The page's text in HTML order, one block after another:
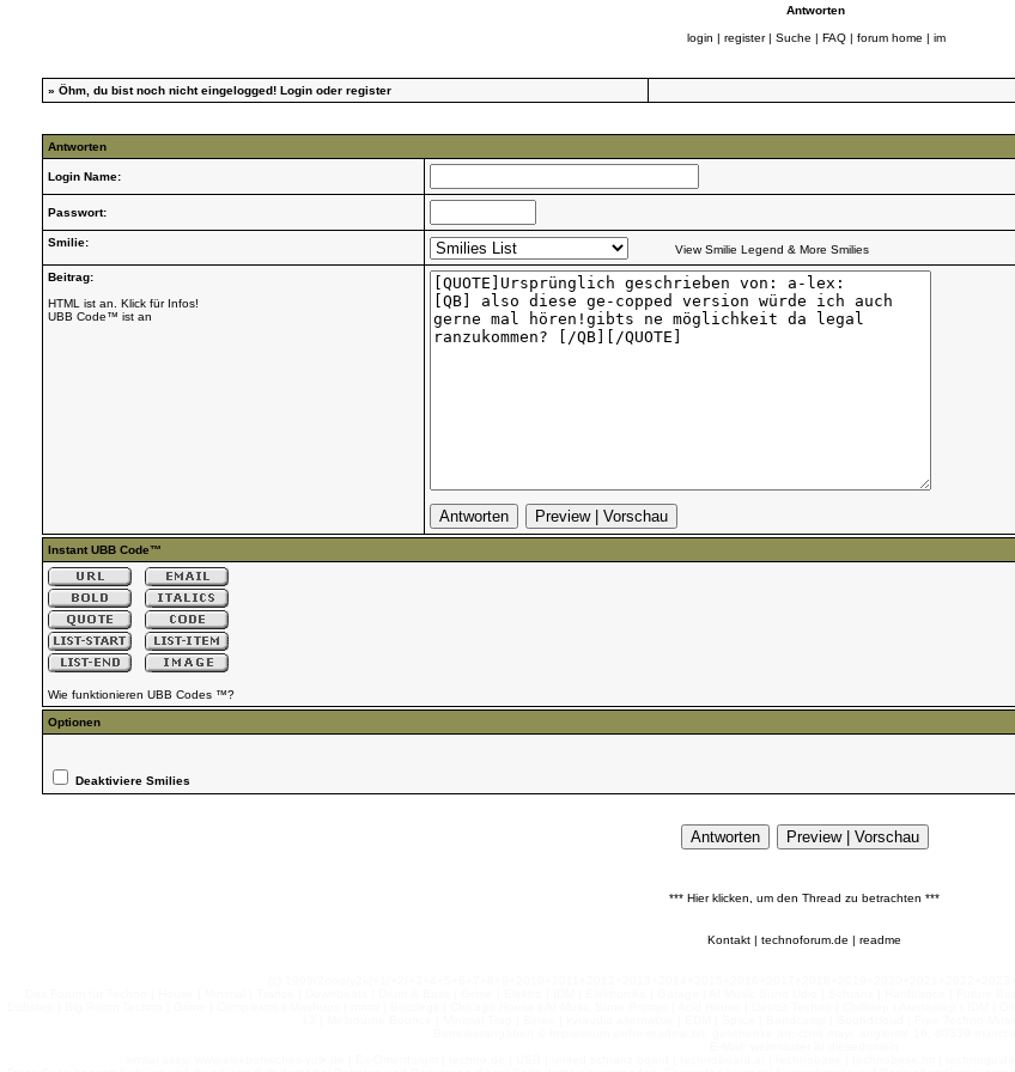
Antworten
login | register | Suche | FAQ| forum home | im
» Öhm, du bist noch nicht eingelogged! Login oder register
Antworten
Login Name:
Passwort:
Smilie:
View Smilie Legend & More Smilies
Beitrag:
HTML ist an. Klick für Infos!
UBB Code™ ist an
Instant UBB Code™
Wie funktionieren UBB Codes ™?
Optionen
Deaktiviere Smilies
*** Hier klicken, um den Thread zu betrachten ***
Kontakt | technoforum.de | readme